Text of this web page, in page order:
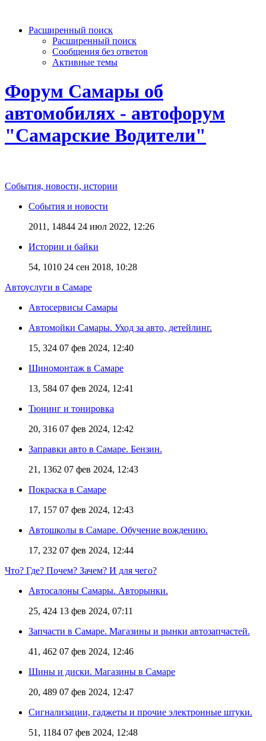
Расширенный поиск
Расширенный поиск
Сообщения без ответов
Активные темы
Форум Самары об
автомобилях - автофорум
"Самарские Водители"
События, новости, истории
События и новости
2011, 14844 24 июл 2022, 12:26
Истории и байки
54, 1010 24 сен 2018, 10:28
Автоуслуги в Самаре
Автосервисы Самары
Автомойки Самары. Уход за авто, детейлинг.
15, 324 07 фев 2024, 12:40
Шиномонтаж в Самаре
13, 584 07 фев 2024, 12:41
Тюнинг и тонировка
20, 316 07 фев 2024, 12:42
Заправки авто в Самаре. Бензин.
21, 1362 07 фев 2024, 12:43
Покраска в Самаре
17, 157 07 фев 2024, 12:43
Автошколы в Самаре. Обучение вождению.
17, 232 07 фев 2024, 12:44
Что? Где? Почем? Зачем? И для чего?
Автосалоны Самары. Авторынки.
25, 424 13 фев 2024, 07:11
Запчасти в Самаре. Магазины и рынки автозапчастей.
41, 462 07 фев 2024, 12:46
Шины и диски. Магазины в Самаре
20, 489 07 фев 2024, 12:47
Сигнализации, гаджеты и прочие электронные штуки.
51, 1184 07 фев 2024, 12:48